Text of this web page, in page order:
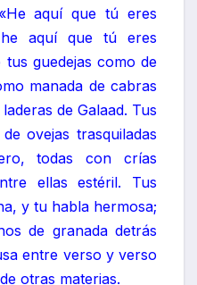
aquí que tú eres
he aquí que tú eres
guedejas como de
manada de cabras
de Galaad. Tus
ovejas trasquiladas
todas con crías
ellas estéril. Tus
y tu habla hermosa;
de granada detrás
entre verso y verso
otras materias.